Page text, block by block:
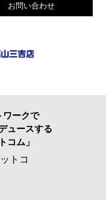
お問い合わせ
ワークで
ュースする
コム」